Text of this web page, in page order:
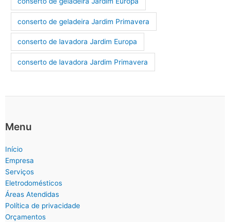
conserto de geladeira Jardim Primavera
conserto de lavadora Jardim Europa
conserto de lavadora Jardim Primavera
Menu
Início
Empresa
Serviços
Eletrodomésticos
Áreas Atendidas
Política de privacidade
Orçamentos